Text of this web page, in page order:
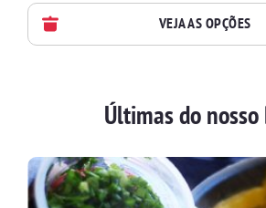
VEJA AS OPÇÕES
BATIDAS
BEBIDAS E DRINKS
Últimas do